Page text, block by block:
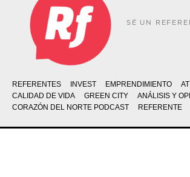
SÉ UN
REFERENTES INVEST EMPRENDIMIENTO
CALIDAD DE VIDA
GREEN CITY
ANÁLISIS Y
CORAZÓN DEL NORTE PODCAST
REFERENTE